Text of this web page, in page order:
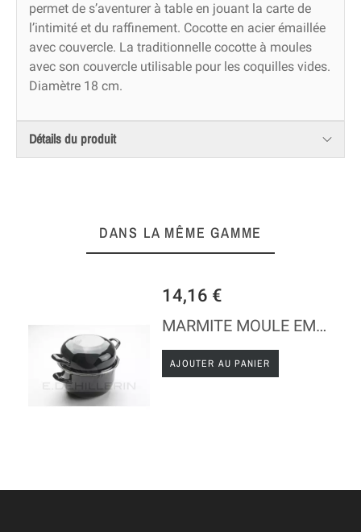
permet de s’aventurer à table en jouant la carte de
l’intimité et du raffinement. Cocotte en acier émaillée
avec couvercle. La traditionnelle cocotte à moules
avec son couvercle utilisable pour les coquilles vides.
Diamètre 18 cm.
Détails du produit
DANS LA MÊME GAMME
14,16 €
MARMITE MOULE EMAILLE PETIT MODELE
AJOUTER AU PANIER